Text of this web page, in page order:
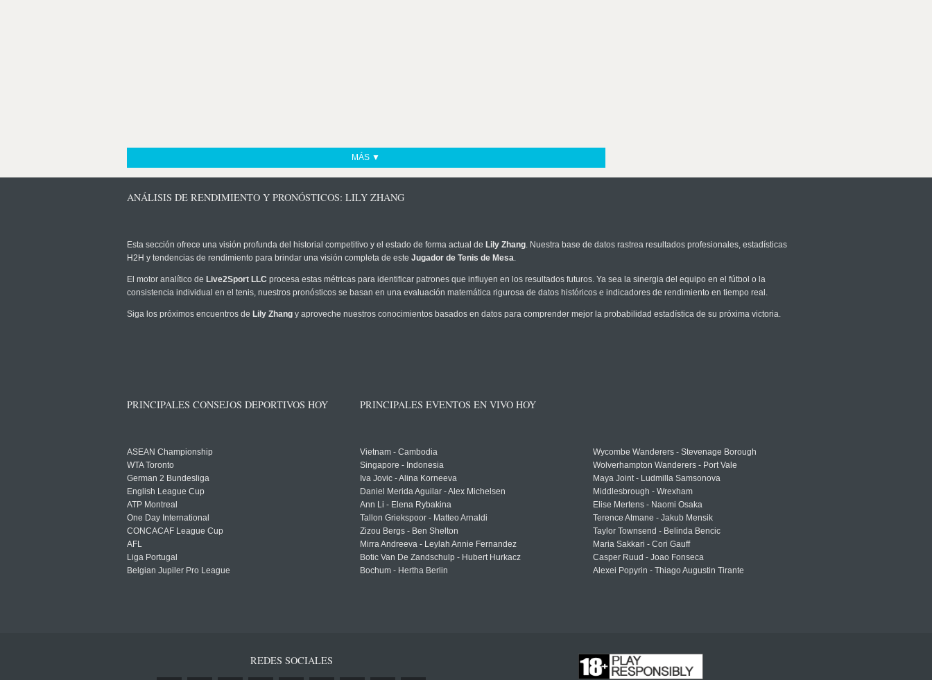
MÁS ▼
ANÁLISIS DE RENDIMIENTO Y PRONÓSTICOS: LILY ZHANG
Esta sección ofrece una visión profunda del historial competitivo y el estado de forma actual de Lily Zhang. Nuestra base de datos rastrea resultados profesionales, estadísticas
H2H y tendencias de rendimiento para brindar una visión completa de este Jugador de Tenis de Mesa.
El motor analítico de Live2Sport LLC procesa estas métricas para identificar patrones que influyen en los resultados futuros. Ya sea la sinergia del equipo en el fútbol o la
consistencia individual en el tenis, nuestros pronósticos se basan en una evaluación matemática rigurosa de datos históricos e indicadores de rendimiento en tiempo real.
Siga los próximos encuentros de Lily Zhang y aproveche nuestros conocimientos basados en datos para comprender mejor la probabilidad estadística de su próxima victoria.
PRINCIPALES CONSEJOS DEPORTIVOS HOY
ASEAN Championship
WTA Toronto
German 2 Bundesliga
English League Cup
ATP Montreal
One Day International
CONCACAF League Cup
AFL
Liga Portugal
Belgian Jupiler Pro League
PRINCIPALES EVENTOS EN VIVO HOY
Vietnam - Cambodia
Singapore - Indonesia
Iva Jovic - Alina Korneeva
Daniel Merida Aguilar - Alex Michelsen
Ann Li - Elena Rybakina
Tallon Griekspoor - Matteo Arnaldi
Zizou Bergs - Ben Shelton
Mirra Andreeva - Leylah Annie Fernandez
Botic Van De Zandschulp - Hubert Hurkacz
Bochum - Hertha Berlin
Wycombe Wanderers - Stevenage Borough
Wolverhampton Wanderers - Port Vale
Maya Joint - Ludmilla Samsonova
Middlesbrough - Wrexham
Elise Mertens - Naomi Osaka
Terence Atmane - Jakub Mensik
Taylor Townsend - Belinda Bencic
Maria Sakkari - Cori Gauff
Casper Ruud - Joao Fonseca
Alexei Popyrin - Thiago Augustin Tirante
REDES SOCIALES